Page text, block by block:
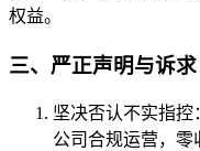
权益。
三、严正声明与诉求
坚决否认不实指控
公司合规运营， 零